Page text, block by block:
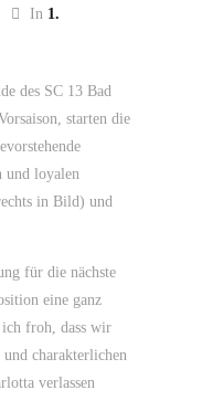
In 1.
des SC 13 Bad
starten die
und loyalen
in Bild) und
für die nächste
eine ganz
froh, dass wir
charakterlichen
verlassen